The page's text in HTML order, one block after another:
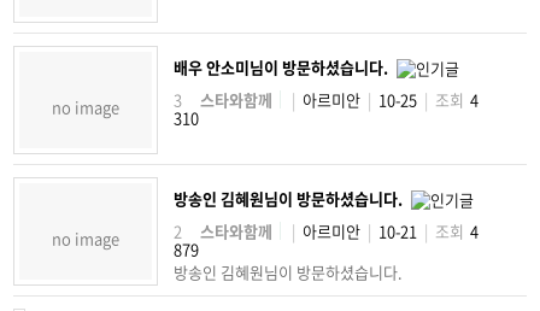
no image
배우 안소미님이 방문하셨습니다.
3
스타와함께 | 아르미안 | 10-25 | 조회 4
310
no image
방송인 김혜원님이 방문하셨습니다.
2
스타와함께 | 아르미안 | 10-21 | 조회 4
879
방송인 김혜원님이 방문하셨습니다.